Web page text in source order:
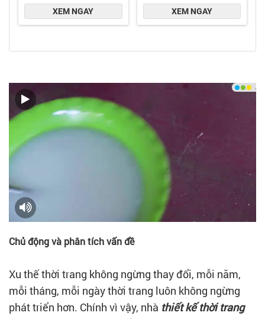
Chủ động và phân tích vấn đề
Xu thế thời trang không ngừng thay đổi, mỗi năm,
mỗi tháng, mỗi ngày thời trang luôn không ngừng
phát triển hơn. Chính vì vậy, nhà thiết kế thời trang